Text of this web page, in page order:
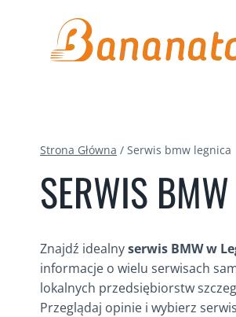
Strona Główna / Serwis bmw legnica
SERWIS
Znajdź idealnyserwis BMW w
informacje o wielu serwisach
lokalnych przedsiębiorstw
Przeglądaj opinie i wybierz